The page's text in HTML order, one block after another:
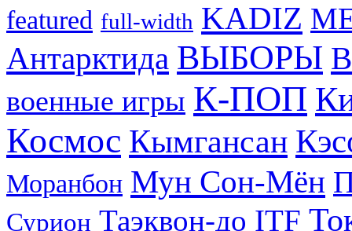
featured full-width KADIZ
Антарктида ВЫБОРЫ
военные игры К-ПОП
Космос Кымгансан
Моранбон Мун Сон-Мён
Сурион Таэквон-до ITF